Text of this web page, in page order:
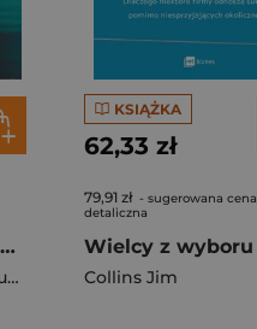
Odporność psychiczna. Strategie i narzędzia rozwoju
KSIĄŻKA
62,33 zł
79,91 zł - sugerowana cena
detaliczna
Collins Jim